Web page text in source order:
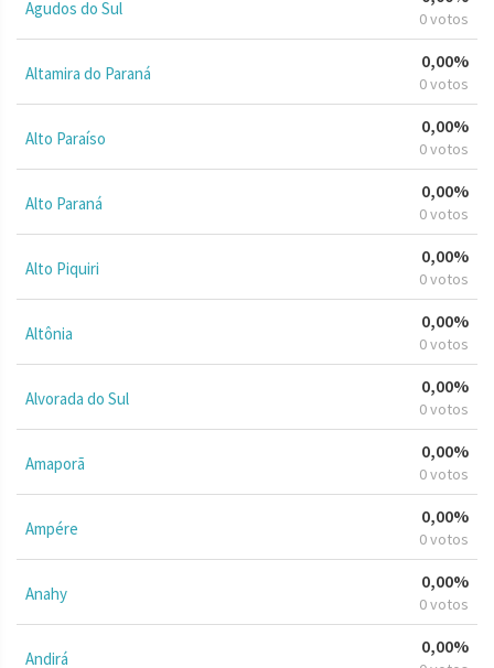
Agudos do Sul 0 votos
Altamira do Paraná
0,00%
0 votos
Alto Paraíso
0,00%
0 votos
Alto Paraná
0,00%
0 votos
Alto Piquiri
0,00%
0 votos
Altônia
0,00%
0 votos
Alvorada do Sul
0,00%
0 votos
Amaporã
0,00%
0 votos
Ampére
0,00%
0 votos
Anahy
0,00%
0 votos
Andirá
0,00%